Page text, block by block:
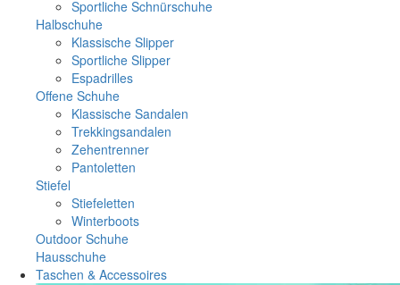
Sportliche Schnürschuhe
Halbschuhe
Klassische Slipper
Sportliche Slipper
Espadrilles
Offene Schuhe
Klassische Sandalen
Trekkingsandalen
Zehentrenner
Pantoletten
Stiefel
Stiefeletten
Winterboots
Outdoor Schuhe
Hausschuhe
Taschen & Accessoires